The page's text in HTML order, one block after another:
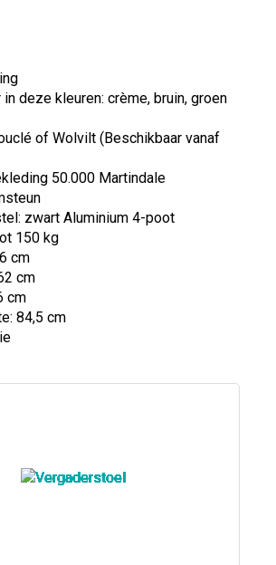
in deze kleuren: crème, bruin, groen
of Wolvilt (Beschikbaar vanaf
50.000 Martindale
zwart Aluminium 4-poot
150 kg
cm
cm
cm
84,5 cm